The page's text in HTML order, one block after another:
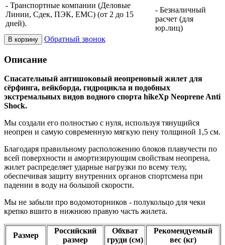
- Транспортные компании (Деловые
Линии, Сдек, ПЭК, ЕМС) (от 2 до 15
дней).
- Безналичный
расчет (для
юр.лиц)
В корзину Обратный звонок
Описание
Спасательный антишоковый неопреновый жилет для
сёрфинга, вейкборда, гидроцикла и подобных
экстремальных видов водного спорта hikeXp Neoprene Anti
Shock.
Мы создали его полностью с нуля, используя тянущийся
неопрен и самую современную мягкую пену толщиной 1,5 см.
Благодаря правильному расположению блоков плавучести по
всей поверхности и амортизирующим свойствам неопрена,
жилет распределяет ударные нагрузки по всему телу,
обеспечивая защиту внутренних органов спортсмена при
падении в воду на большой скорости.
Мы не забыли про водомоторников - полукольцо для чеки
крепко вшито в нижнюю правую часть жилета.
Размер
Российский
размер
Обхват
груди (см)
Рекомендуемый
вес (кг)